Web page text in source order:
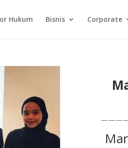
Hukum Bisnis Corporate